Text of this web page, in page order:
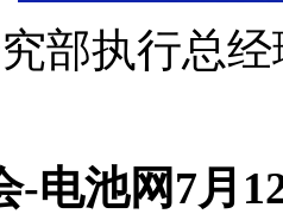
部执行总
-电池网7月